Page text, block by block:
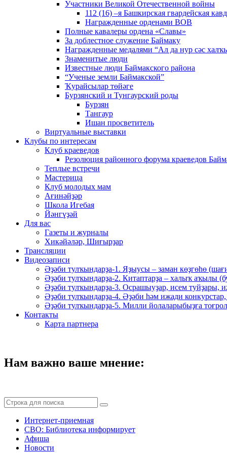
Участники Великой Отечественной войны
112 (16) –я Башкирская гвардейская
Награжденные орденами ВОВ
Полные кавалеры ордена «Славы»
За доблестное служение Баймаку
Награжденные медалями “Ал да нур сәс
Знаменитые люди
Известные люди Баймакского района
“Ученые земли Баймакской”
Ҡурайсылар төйәге
Бурзянский и Тунгаурский роды
Бурзян
Тангаур
Ишан просветитель
Виртуальные выставки
Клубы по интересам
Клуб краеведов
Резолюция районного форума краеведов
Теплые встречи
Мастерица
Клуб молодых мам
Ағинәйҙәр
Школа Игебая
Йәнгүҙәй
Для вас
Газеты и журналы
Хикәйәләр, Шиғырҙар
Трансляции
Видеозаписи
Әҙәби тулҡындарҙа-1. Яҙыусы – заман көҙгөһө
Әҙәби тулҡындарҙа-2. Китаптарҙа – халыҡ аҡылы
Әҙәби тулҡындарҙа-3. Осрашыуҙар, исем туйҙары,
Әҙәби тулҡындарҙа-4. Әҙәби һәм ижади
Әҙәби тулҡындарҙа-5. Милли йолаларыбыҙға
Контакты
Карта партнера
Нам важно ваше мнение:
Интернет-приемная
СВО: Библиотека информирует
Афиша
Новости